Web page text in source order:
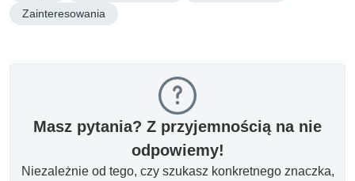
Zainteresowania
Masz pytania? Z przyjemnością na nie
odpowiemy!
Niezależnie od tego, czy szukasz konkretnego znaczka,